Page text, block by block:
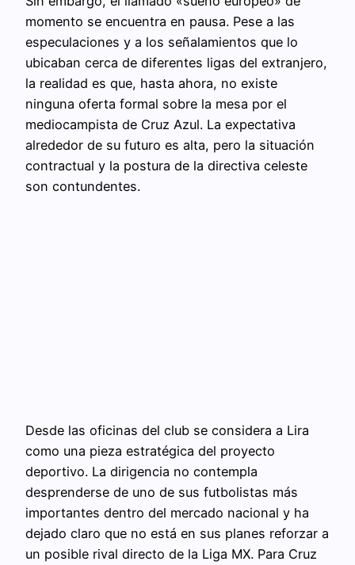
momento se encuentra en pausa. Pese a las
especulaciones y a los señalamientos que lo
ubicaban cerca de diferentes ligas del extranjero,
la realidad es que, hasta ahora, no existe
ninguna oferta formal sobre la mesa por el
mediocampista de Cruz Azul. La expectativa
alrededor de su futuro es alta, pero la situación
contractual y la postura de la directiva celeste
son contundentes.
Desde las oficinas del club se considera a Lira
como una pieza estratégica del proyecto
deportivo. La dirigencia no contempla
desprenderse de uno de sus futbolistas más
importantes dentro del mercado nacional y ha
dejado claro que no está en sus planes reforzar a
un posible rival directo de la Liga MX. Para Cruz